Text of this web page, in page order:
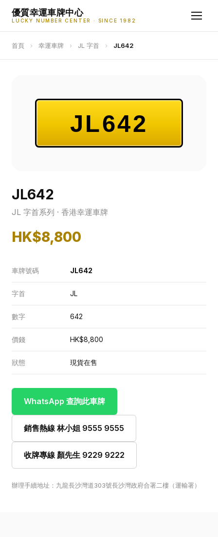
優質幸運車牌中心
LUCKY NUMBER CENTER · SINCE 1982
首頁 › 幸運車牌 › JL 字首 › JL642
JL642
JL642
JL 字首系列 · 香港幸運車牌
HK$8,800
車牌號碼 JL642
字首 JL
數字 642
價錢 HK$8,800
狀態 現貨在售
WhatsApp 查詢此車牌
銷售熱線 林小姐 9555 9555
收牌專線 顏先生 9229 9222
辦理手續地址：九龍長沙灣道303號長沙灣政府合署二樓（運輸署）